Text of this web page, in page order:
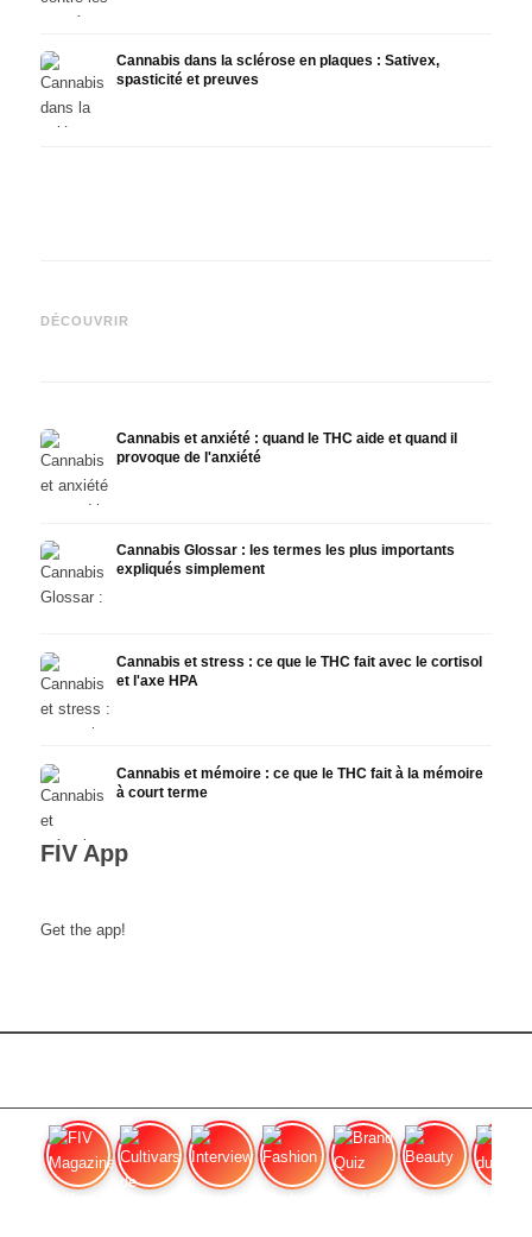
Cannabis dans la sclérose en plaques : Sativex,
spasticité et preuves
DÉCOUVRIR
CBD, Epidiolex et l'état actuel
Cannabis et anxiété : quand le THC aide et quand il
provoque de l'anxiété
Cannabis Glossar : les termes les plus importants
expliqués simplement
Cannabis et stress : ce que le THC fait avec le cortisol
et l'axe HPA
Cannabis et mémoire : ce que le THC fait à la mémoire
à court terme
FIV App
Get the app!